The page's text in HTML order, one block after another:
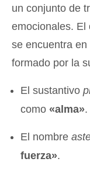
un conjunto de
emocionales. El
se encuentra
formado por la
El sustantivo
como«alma».
El nombre
fuerza».